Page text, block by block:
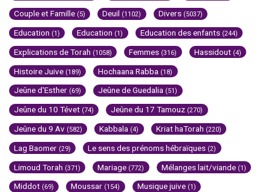
Couple et Famille (5) Deuil (1102) Divers (5037)
Education (1) Education (1) Education des enfants (244)
Explications de Torah (1058) Femmes (316) Hassidout (4)
Histoire Juive (189) Hochaana Rabba (18)
Jeûne d'Esther (69) Jeûne de Guedalia (51)
Jeûne du 10 Tévet (74) Jeûne du 17 Tamouz (270)
Jeûne du 9 Av (582) Kabbala (4) Kriat haTorah (220)
Lag Baomer (29) Le sens des prénoms hébraïques (2)
Limoud Torah (371) Mariage (772) Mélanges lait/viande (1)
Middot (69) Moussar (154) Musique juive (1)